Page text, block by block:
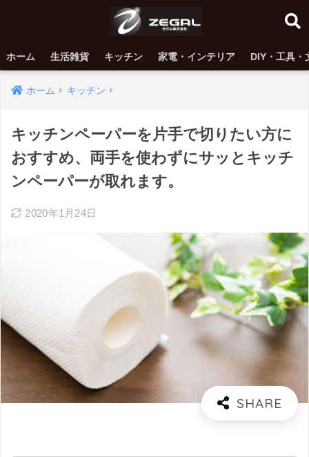
ホーム 生活雑貨 キッチン 家電・インテリア DIY・工具・
ホーム キッチン
キッチンペーパーを片手で切りたい方に
おすすめ、両手を使わずにサッとキッチ
ンペーパーが取れます。
2020年1月24日